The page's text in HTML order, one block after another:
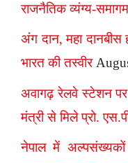
राजनैतिक व्यंग्य-समागम
अंग दान, महा दानबीस
भारत की तस्वीर
अवागढ़ रेलवे स्टेशन
मंत्री से मिले प्रो.
नेपाल में